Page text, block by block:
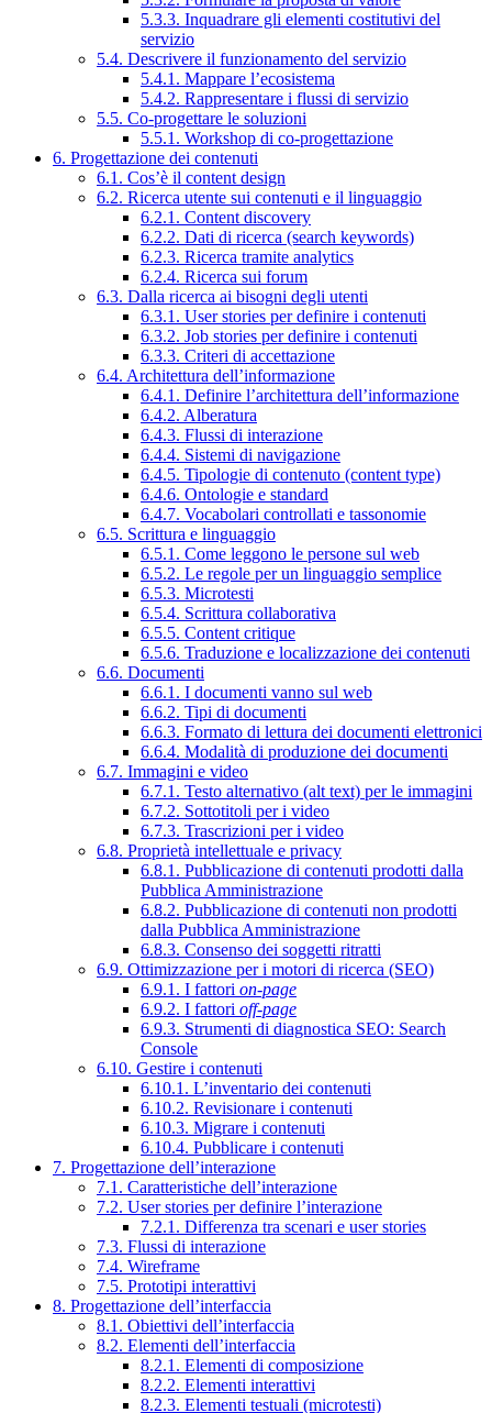
5.3.3. Inquadrare gli elementi costitutivi del
servizio
5.4. Descrivere il funzionamento del servizio
5.4.1. Mappare l’ecosistema
5.4.2. Rappresentare i flussi di servizio
5.5. Co-progettare le soluzioni
5.5.1. Workshop di co-progettazione
6. Progettazione dei contenuti
6.1. Cos’è il content design
6.2. Ricerca utente sui contenuti e il linguaggio
6.2.1. Content discovery
6.2.2. Dati di ricerca (search keywords)
6.2.3. Ricerca tramite analytics
6.2.4. Ricerca sui forum
6.3. Dalla ricerca ai bisogni degli utenti
6.3.1. User stories per definire i contenuti
6.3.2. Job stories per definire i contenuti
6.3.3. Criteri di accettazione
6.4. Architettura dell’informazione
6.4.1. Definire l’architettura dell’informazione
6.4.2. Alberatura
6.4.3. Flussi di interazione
6.4.4. Sistemi di navigazione
6.4.5. Tipologie di contenuto (content type)
6.4.6. Ontologie e standard
6.4.7. Vocabolari controllati e tassonomie
6.5. Scrittura e linguaggio
6.5.1. Come leggono le persone sul web
6.5.2. Le regole per un linguaggio semplice
6.5.3. Microtesti
6.5.4. Scrittura collaborativa
6.5.5. Content critique
6.5.6. Traduzione e localizzazione dei contenuti
6.6. Documenti
6.6.1. I documenti vanno sul web
6.6.2. Tipi di documenti
6.6.3. Formato di lettura dei documenti elettronici
6.6.4. Modalità di produzione dei documenti
6.7. Immagini e video
6.7.1. Testo alternativo (alt text) per le immagini
6.7.2. Sottotitoli per i video
6.7.3. Trascrizioni per i video
6.8. Proprietà intellettuale e privacy
6.8.1. Pubblicazione di contenuti prodotti dalla
Pubblica Amministrazione
6.8.2. Pubblicazione di contenuti non prodotti
dalla Pubblica Amministrazione
6.8.3. Consenso dei soggetti ritratti
6.9. Ottimizzazione per i motori di ricerca (SEO)
6.9.1. I fattori on-page
6.9.2. I fattori off-page
6.9.3. Strumenti di diagnostica SEO: Search
Console
6.10. Gestire i contenuti
6.10.1. L’inventario dei contenuti
6.10.2. Revisionare i contenuti
6.10.3. Migrare i contenuti
6.10.4. Pubblicare i contenuti
7. Progettazione dell’interazione
7.1. Caratteristiche dell’interazione
7.2. User stories per definire l’interazione
7.2.1. Differenza tra scenari e user stories
7.3. Flussi di interazione
7.4. Wireframe
7.5. Prototipi interattivi
8. Progettazione dell’interfaccia
8.1. Obiettivi dell’interfaccia
8.2. Elementi dell’interfaccia
8.2.1. Elementi di composizione
8.2.2. Elementi interattivi
8.2.3. Elementi testuali (microtesti)